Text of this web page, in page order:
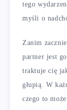
tego
myśli o
Zanim
partner jest
traktuje cię
głupią. W
czego to